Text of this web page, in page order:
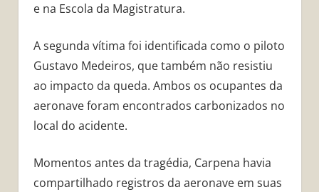
e na Escola da Magistratura.
A segunda vítima foi identificada como o piloto
Gustavo Medeiros, que também não resistiu
ao impacto da queda. Ambos os ocupantes da
aeronave foram encontrados carbonizados no
local do acidente.
Momentos antes da tragédia, Carpena havia
compartilhado registros da aeronave em suas